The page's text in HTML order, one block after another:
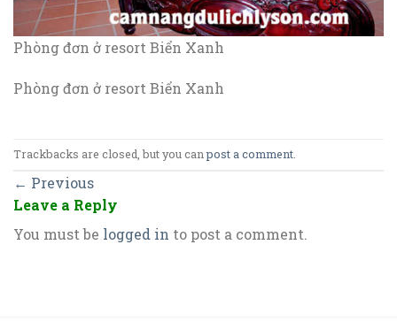
Phòng đơn ở resort Biển Xanh
Phòng đơn ở resort Biển Xanh
Trackbacks are closed, but you canpost a comment.
← Previous
Leave a Reply
You must be logged in to post a comment.